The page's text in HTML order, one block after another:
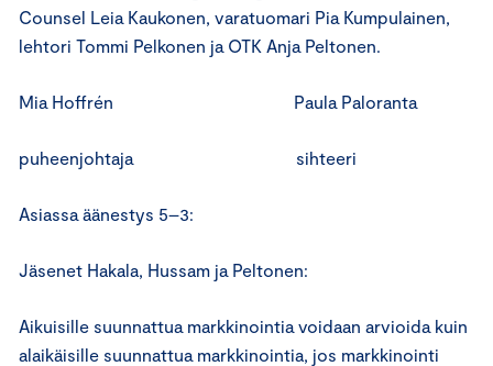
Counsel Leia Kaukonen, varatuomari Pia Kumpulainen,
lehtori Tommi Pelkonen ja OTK Anja Peltonen.
Mia Hoffrén Paula Paloranta
puheenjohtaja sihteeri
Asiassa äänestys 5–3:
Jäsenet Hakala, Hussam ja Peltonen:
Aikuisille suunnattua markkinointia voidaan arvioida kuin
alaikäisille suunnattua markkinointia, jos markkinointi